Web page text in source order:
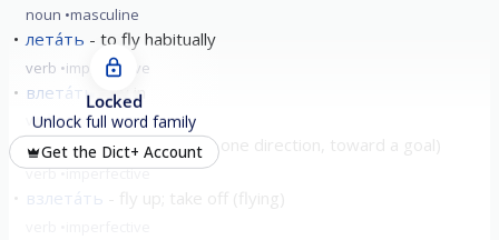
noun masculine
лета́ть to fly habitually
verb imperfective
влета́ть fly in
verb imperfective
улета́ть to fly away (in one direction, toward a goal)
verb imperfective
взлета́ть
Locked
Unlock full word family
Get the Dict+ Account